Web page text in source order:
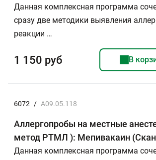
Данная комплексная программа
сразу две методики выявления
реакции …
1 150 руб В
6072 / A09.05.118
Аллергопробы на местные
метод РТМЛ ): Мепивакаин
Данная комплексная программа